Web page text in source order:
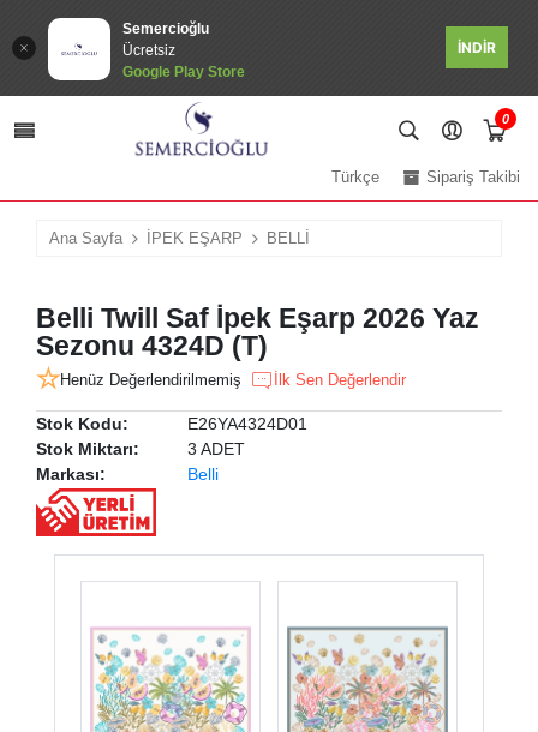
Semercioğlu
Ücretsiz
Google Play Store
İNDİR
0
Sipariş Takibi
Türkçe
Ana Sayfa İPEK EŞARP BELLİ
Belli Twill Saf İpek Eşarp 2026 Yaz
Sezonu 4324D (T)
Henüz Değerlendirilmemiş İlk Sen Değerlendir
Stok Kodu:
E26YA4324D01
Stok Miktarı:
3 ADET
Markası:
Belli